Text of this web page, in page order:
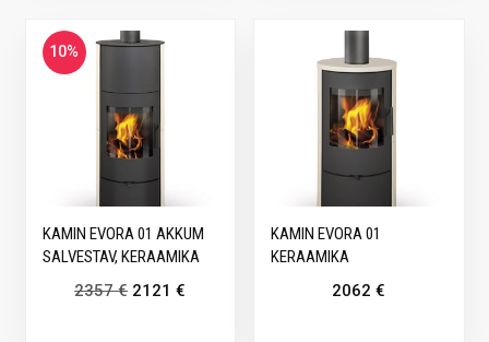
10%
KAMIN EVORA 01 AKKUM
SALVESTAV, KERAAMIKA
2357€ 2121€
KAMIN EVORA 01
KERAAMIKA
2062€